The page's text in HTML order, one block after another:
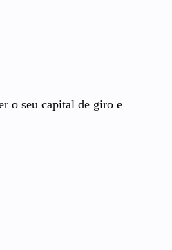
o seu capital de giro e